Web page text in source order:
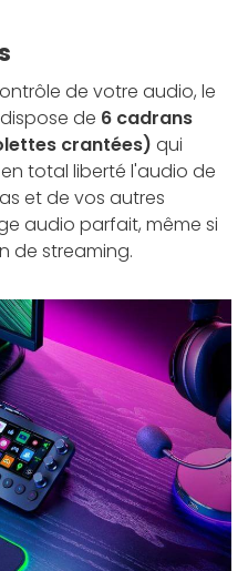
de votre audio, le
dispose de 6 cadrans
crantées) qui
total liberté l'audio de
et de vos autres
audio parfait, même si
de streaming.